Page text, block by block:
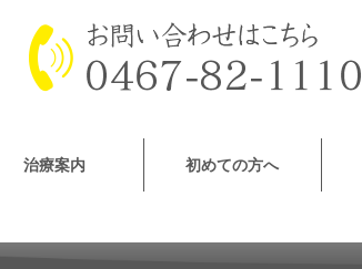
治療案内 初めての方へ